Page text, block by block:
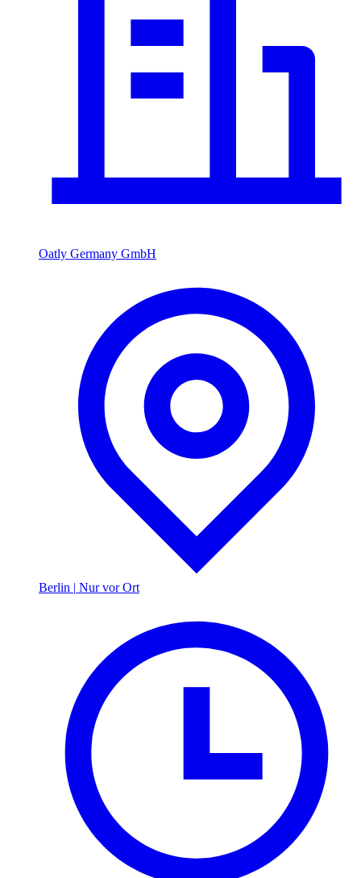
Oatly Germany GmbH
Berlin | Nur vor Ort